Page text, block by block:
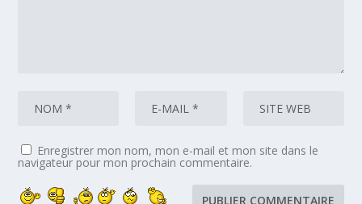
Enregistrer mon nom, mon e-mail et mon site dans le
navigateur pour mon prochain commentaire.